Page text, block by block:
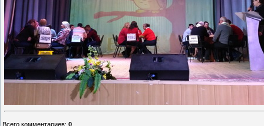
Всего комментариев: 0